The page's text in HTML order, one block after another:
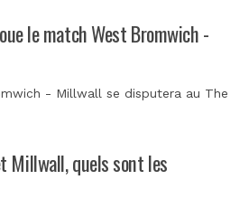
le match West Bromwich -
- Millwall se disputera au The
quels sont les